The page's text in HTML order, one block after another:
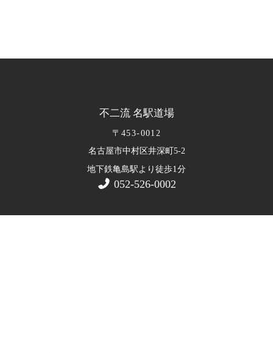
不二流 名駅道場
〒453-0012
名古屋市中村区井深町5-2
地下鉄亀島駅より徒歩1 分
052-526-0002